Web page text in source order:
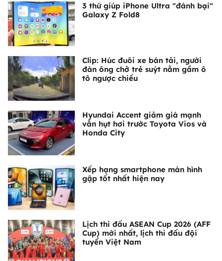
3 thứ giúp iPhone Ultra "đánh bại"
Galaxy Z Fold8
Clip: Húc đuôi xe bán tải, người
đàn ông chở trẻ suýt nằm gầm ô
tô ngược chiều
Hyundai Accent giảm giá mạnh
vẫn hụt hơi trước Toyota Vios và
Honda City
Xếp hạng smartphone màn hình
gập tốt nhất hiện nay
Lịch thi đấu ASEAN Cup 2026 (AFF
Cup) mới nhất, lịch thi đấu đội
tuyển Việt Nam